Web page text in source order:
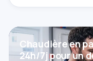
Chaudière en
24h/7j pour un